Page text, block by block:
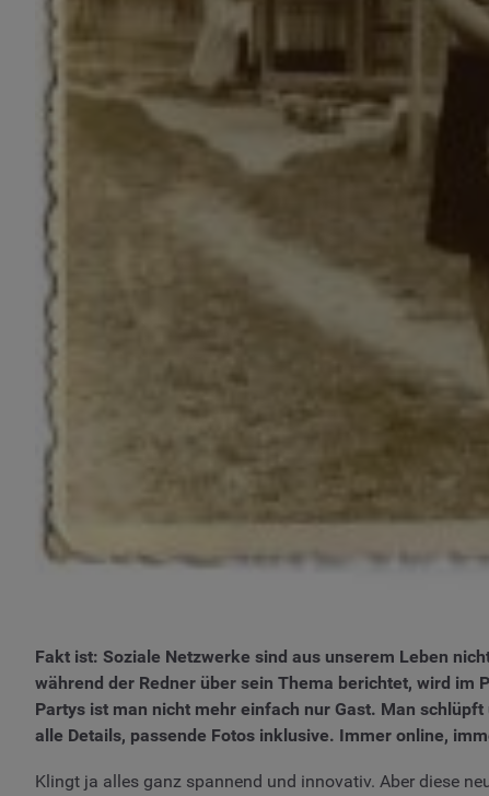
Fakt ist: Soziale Netzwerke sind aus unserem Leben
während der Redner über sein Thema berichtet, wird
Partys ist man nicht mehr einfach nur Gast. Man
alle Details, passende Fotos inklusive. Immer online,
Klingt ja alles ganz spannend und innovativ. Aber diese